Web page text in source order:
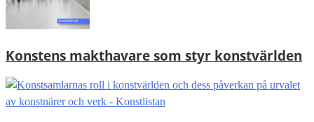
Konstens makthavare som styr konstvärlden